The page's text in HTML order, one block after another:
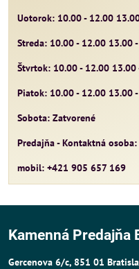
Uotorok: 10.00 - 12.00
Streda: 10.00 - 12.00 13.00
Štvrtok: 10.00 - 12.00 13.00
Piatok: 10.00 - 12.00 13.00
Sobota: Zatvorené
Predajňa - Kontaktná
mobil: +421 905 657 169
Kamenná Predajňa
Gercenova 6/c, 851 01